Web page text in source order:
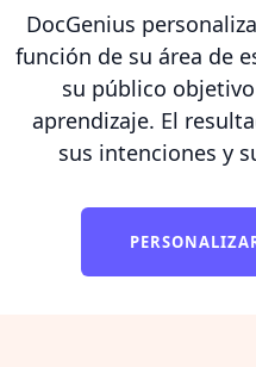
DocGenius
función de su área de
su público
aprendizaje. El
sus intenciones y